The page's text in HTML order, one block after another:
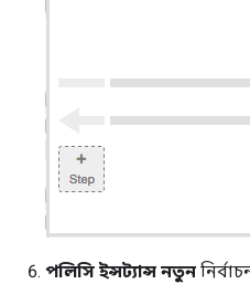
পলিসি ইন্সট্যান্স নতুন